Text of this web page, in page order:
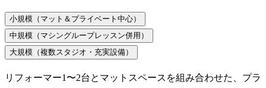
小規模（マット＆プライベート中心）
中規模（マシングループレッスン併用）
大規模（複数スタジオ・充実設備）
リフォーマー1〜2台とマットスペースを組み合わせた、プラ